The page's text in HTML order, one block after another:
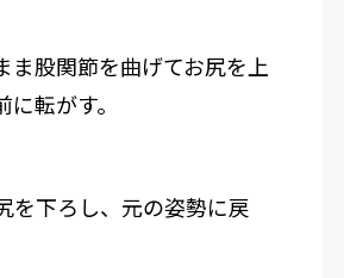
ま股関節を曲げてお尻を上
転がす。
を下ろし、元の姿勢に戻